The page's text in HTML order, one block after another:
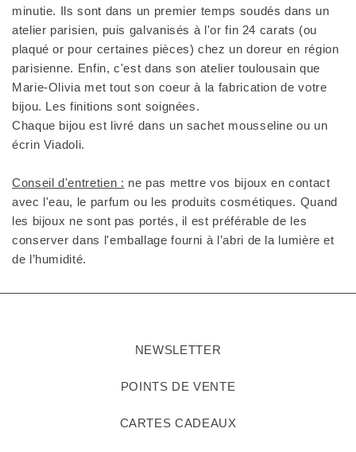
minutie. Ils sont dans un premier temps soudés dans un
atelier parisien, puis galvanisés à l'or fin 24 carats (ou
plaqué or pour certaines pièces) chez un doreur en région
parisienne. Enfin, c'est dans son atelier toulousain que
Marie-Olivia met tout son coeur à la fabrication de votre
bijou. Les finitions sont soignées.
Chaque bijou est livré dans un sachet mousseline ou un
écrin Viadoli.
Conseil d'entretien : ne pas mettre vos bijoux en contact
avec l'eau, le parfum ou les produits cosmétiques. Quand
les bijoux ne sont pas portés, il est préférable de les
conserver dans l'emballage fourni à l’abri de la lumière et
de l’humidité.
NEWSLETTER
POINTS DE VENTE
CARTES CADEAUX